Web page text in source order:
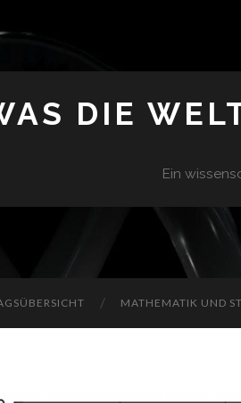
DIE
Ein
MATHEMATIK UND